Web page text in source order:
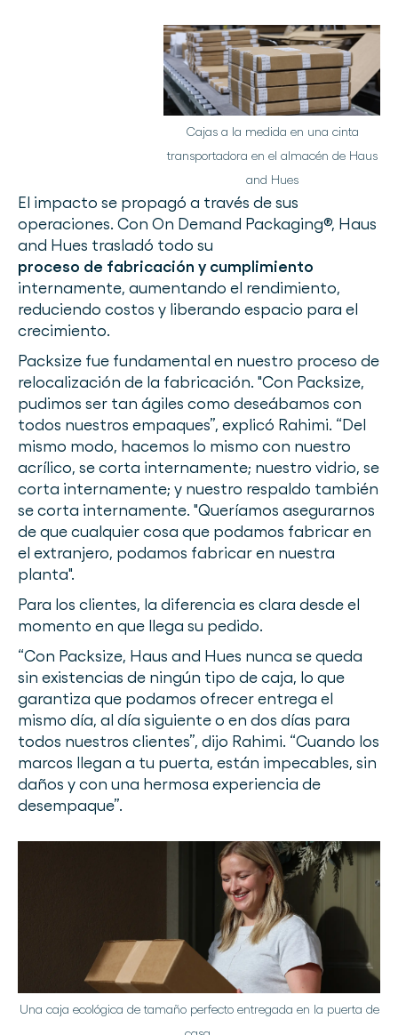
Cajas a la medida en una cinta
transportadora en el almacén de Haus
and Hues
El impacto se propagó a través de sus
operaciones. Con On Demand Packaging®, Haus
and Hues trasladó todo su
proceso de fabricación y cumplimiento
internamente, aumentando el rendimiento,
reduciendo costos y liberando espacio para el
crecimiento.
Packsize fue fundamental en nuestro proceso de
relocalización de la fabricación. "Con Packsize,
pudimos ser tan ágiles como deseábamos con
todos nuestros empaques”, explicó Rahimi. “Del
mismo modo, hacemos lo mismo con nuestro
acrílico, se corta internamente; nuestro vidrio, se
corta internamente; y nuestro respaldo también
se corta internamente. "Queríamos asegurarnos
de que cualquier cosa que podamos fabricar en
el extranjero, podamos fabricar en nuestra
planta".
Para los clientes, la diferencia es clara desde el
momento en que llega su pedido.
“Con Packsize, Haus and Hues nunca se queda
sin existencias de ningún tipo de caja, lo que
garantiza que podamos ofrecer entrega el
mismo día, al día siguiente o en dos días para
todos nuestros clientes”, dijo Rahimi. “Cuando los
marcos llegan a tu puerta, están impecables, sin
daños y con una hermosa experiencia de
desempaque”.
Una caja ecológica de tamaño perfecto entregada en la puerta de